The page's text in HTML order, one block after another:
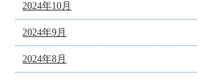
2024年10月
2024年9月
2024年8月